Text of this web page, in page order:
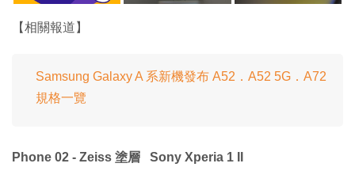
【相關報道】
Samsung Galaxy A 系新機發布 A52．A52 5G．A72
規格一覽
Phone 02 - Zeiss 塗層 Sony Xperia 1 II